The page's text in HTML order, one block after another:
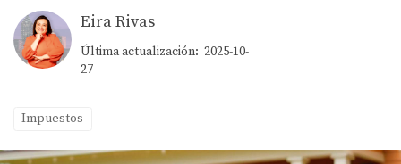
Eira Rivas
Última actualización: 2025-10-
27
Impuestos